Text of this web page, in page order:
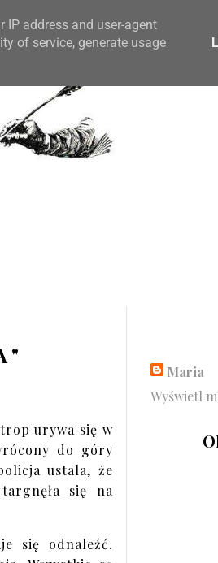
urywa się w
do góry
ustala, że
się na
się odnaleźć.
Maria
Wyświetl
IP address and user-agent
of service, generate usage